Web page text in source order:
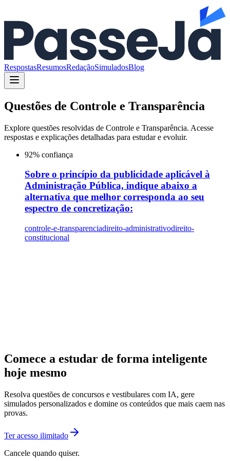
RespostasResumosRedaçãoSimuladosBlog
Questões de Controle e Transparência
Explore questões resolvidas de Controle e Transparência. Acesse
respostas e explicações detalhadas para estudar e evoluir.
92% confiança
Sobre o princípio da publicidade aplicável à
Administração Pública, indique abaixo a
alternativa que melhor corresponda ao seu
espectro de concretização:
controle-e-transparenciadireito-administrativodireito-
constitucional
Comece a estudar de forma inteligente
hoje mesmo
Resolva questões de concursos e vestibulares com IA, gere
simulados personalizados e domine os conteúdos que mais caem nas
provas.
Ter acesso ilimitado
Cancele quando quiser.